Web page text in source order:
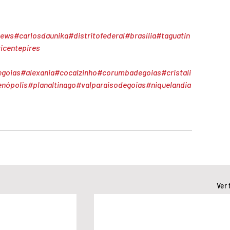
#carlosdaunika#distritofederal#brasília#taguatin
#alexania#cocalzinho#corumbadegoias#cristali
#planaltinago#valparaisodegoias#niquelandia
Ver